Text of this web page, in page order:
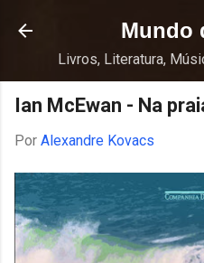
Pular para o
Mundo
Livros, Literatura,
Ian McEwan - Na
Por Alexandre Kovacs